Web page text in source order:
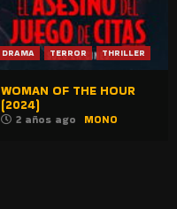
DRAMA TERROR THRILLER
WOMAN OF THE HOUR
(2024)
2 años ago MONO